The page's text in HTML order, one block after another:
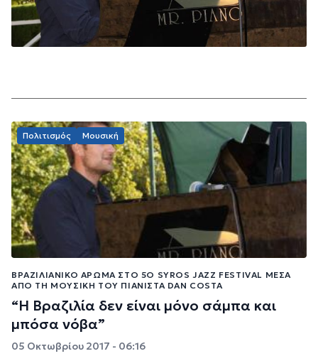
Πολιτισμός Μουσική
ΒΡΑΖΙΛΙΆΝΙΚΟ ΆΡΩΜΑ ΣΤΟ 5Ο SYROS JAZZ FESTIVAL ΜΈΣΑ
ΑΠΌ ΤΗ ΜΟΥΣΙΚΉ ΤΟΥ ΠΙΑΝΊΣΤΑ DAN COSTA
“H Βραζιλία δεν είναι μόνο σάμπα και
μπόσα νόβα”
05 Οκτωβρίου 2017 - 06:16